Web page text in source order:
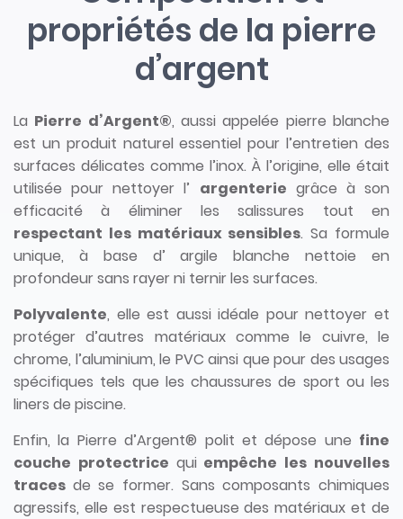
propriétés de la pierre
d’argent
La Pierre d’Argent®, aussi appelée pierre blanche
est un produit naturel essentiel pour l’entretien des
surfaces délicates comme l’inox. À l’origine, elle était
utilisée pour nettoyer l’ argenterie grâce à son
efficacité à éliminer les salissures tout en
respectant les matériaux sensibles. Sa formule
unique, à base d’ argile blanche nettoie en
profondeur sans rayer ni ternir les surfaces.
Polyvalente, elle est aussi idéale pour nettoyer et
protéger d’autres matériaux comme le cuivre, le
chrome, l’aluminium, le PVC ainsi que pour des usages
spécifiques tels que les chaussures de sport ou les
liners de piscine.
Enfin, la Pierre d’Argent® polit et dépose une fine
couche protectrice qui empêche les nouvelles
traces de se former. Sans composants chimiques
agressifs, elle est respectueuse des matériaux et de